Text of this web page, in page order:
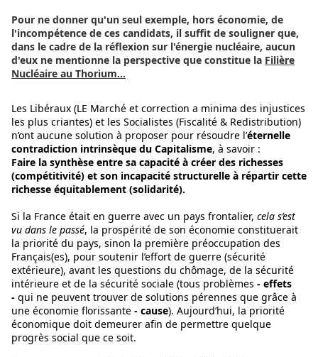
Pour ne donner qu'un seul exemple, hors économie, de
l'incompétence de ces candidats, il suffit de souligner que,
dans le cadre de la réflexion sur l'énergie nucléaire, aucun
d'eux ne mentionne la perspective que constitue la Filière
Nucléaire au Thorium...
Les Libéraux (LE Marché et correction a minima des injustices
les plus criantes) et les Socialistes (Fiscalité & Redistribution)
n’ont aucune solution à proposer pour résoudre l’éternelle
contradiction intrinsèque du Capitalisme, à savoir :
Faire la synthèse entre sa capacité à créer des richesses
(compétitivité) et son incapacité structurelle à répartir cette
richesse équitablement (solidarité).
Si la France était en guerre avec un pays frontalier, cela s’est
vu dans le passé, la prospérité de son économie constituerait
la priorité du pays, sinon la première préoccupation des
Français(es), pour soutenir l’effort de guerre (sécurité
extérieure), avant les questions du chômage, de la sécurité
intérieure et de la sécurité sociale (tous problèmes - effets
- qui ne peuvent trouver de solutions pérennes que grâce à
une économie florissante - cause). Aujourd’hui, la priorité
économique doit demeurer afin de permettre quelque
progrès social que ce soit.